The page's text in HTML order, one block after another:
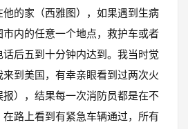
的家（西雅图），如果遇到生病
内的任意一个地点，救护车或者
后五到十分钟内达到。我当时觉
到美国，有幸亲眼看到过两次火
），结果每一次消防员都是在不
路上看到有紧急车辆通过，所有